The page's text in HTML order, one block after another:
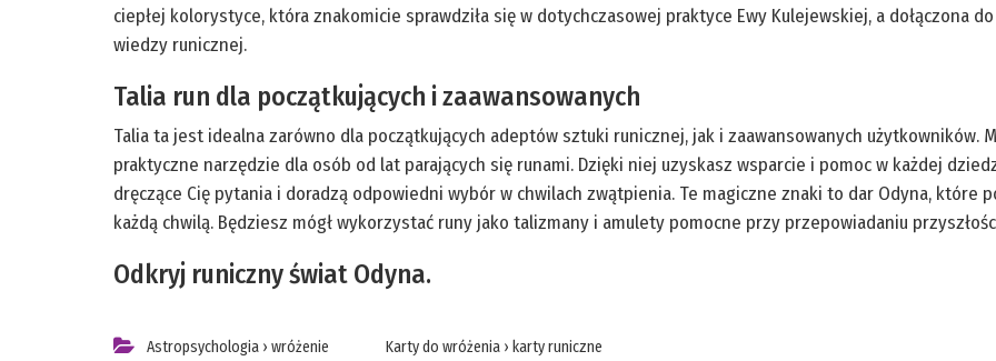
ciepłej kolorystyce, która znakomicie sprawdziła się w dotychczasowej praktyce Ewy Kulejewskiej, a dołączona
wiedzy runicznej.
Talia run dla początkujących i zaawansowanych
Talia ta jest idealna zarówno dla początkujących adeptów sztuki runicznej, jak i zaawansowanych użytkowników.
praktyczne narzędzie dla osób od lat parających się runami. Dzięki niej uzyskasz wsparcie i pomoc w każdej
dręczące Cię pytania i doradzą odpowiedni wybór w chwilach zwątpienia. Te magiczne znaki to dar Odyna, które
każdą chwilą. Będziesz mógł wykorzystać runy jako talizmany i amulety pomocne przy przepowiadaniu
Odkryj runiczny świat Odyna.
Astropsychologia › wróżenie
Karty do wróżenia › karty runiczne